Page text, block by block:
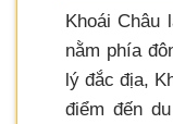
Khoái Châu
nằm phía
lý đắc địa,
điểm đến